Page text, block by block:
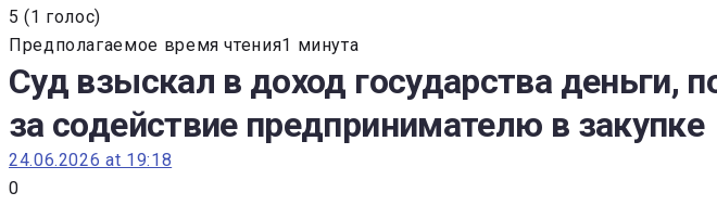
5 (1 голос)
Предполагаемое время чтения1 минута
Суд взыскал в доход государства деньги,
за содействие предпринимателю в закупке
24.06.2026 at 19:18
0